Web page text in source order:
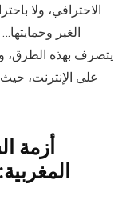
الاحترافي، ولا
الغير
يتصرف بهذه الطرق،
على الإنترنت،
أزمة